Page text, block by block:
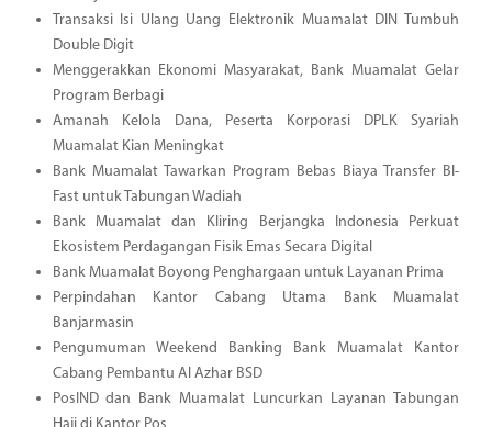
Transaksi Isi Ulang Uang Elektronik Muamalat DIN Tumbuh
Double Digit
Menggerakkan Ekonomi Masyarakat, Bank Muamalat Gelar
Program Berbagi
Amanah Kelola Dana, Peserta Korporasi DPLK Syariah
Muamalat Kian Meningkat
Bank Muamalat Tawarkan Program Bebas Biaya Transfer BI-
Fast untuk Tabungan Wadiah
Bank Muamalat dan Kliring Berjangka Indonesia Perkuat
Ekosistem Perdagangan Fisik Emas Secara Digital
Bank Muamalat Boyong Penghargaan untuk Layanan Prima
Perpindahan Kantor Cabang Utama Bank Muamalat
Banjarmasin
Pengumuman Weekend Banking Bank Muamalat Kantor
Cabang Pembantu Al Azhar BSD
PosIND dan Bank Muamalat Luncurkan Layanan Tabungan